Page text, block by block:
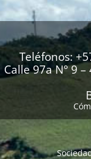
Teléfonos:
Calle 97a N° 9